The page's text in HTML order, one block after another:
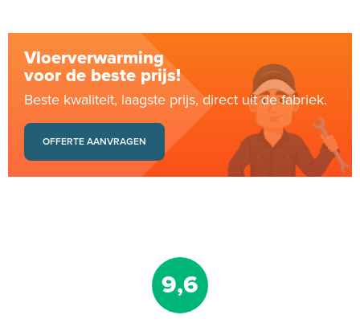
Vloerverwarming
voor de beste prijs!
Beste kwaliteit, laagste prijs, direct uit de fabriek.
OFFERTE AANVRAGEN
9,6